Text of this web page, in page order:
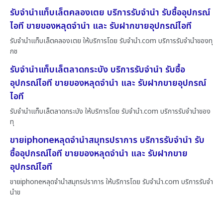
รับจำนำแท็บเล็ตคลองเตย บริการรับจำนำ รับซื้ออุปกรณ์
ไอที ขายของหลุดจำนำ และ รับฝากขายอุปกรณ์ไอที
รับจำนำแท็บเล็ตคลองเตย ให้บริการโดย รับจํานํา.com บริการรับจำนำของทุ
กช
รับจำนำแท็บเล็ตลาดกระบัง บริการรับจำนำ รับซื้อ
อุปกรณ์ไอที ขายของหลุดจำนำ และ รับฝากขายอุปกรณ์
ไอที
รับจำนำแท็บเล็ตลาดกระบัง ให้บริการโดย รับจํานํา.com บริการรับจำนำของ
ทุ
ขายiphoneหลุดจำนำสมุทรปราการ บริการรับจำนำ รับ
ซื้ออุปกรณ์ไอที ขายของหลุดจำนำ และ รับฝากขาย
อุปกรณ์ไอที
ขายiphoneหลุดจำนำสมุทรปราการ ให้บริการโดย รับจํานํา.com บริการรับจำ
นำข